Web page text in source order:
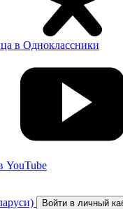
в Одноклассники
YouTube
Войти в личный